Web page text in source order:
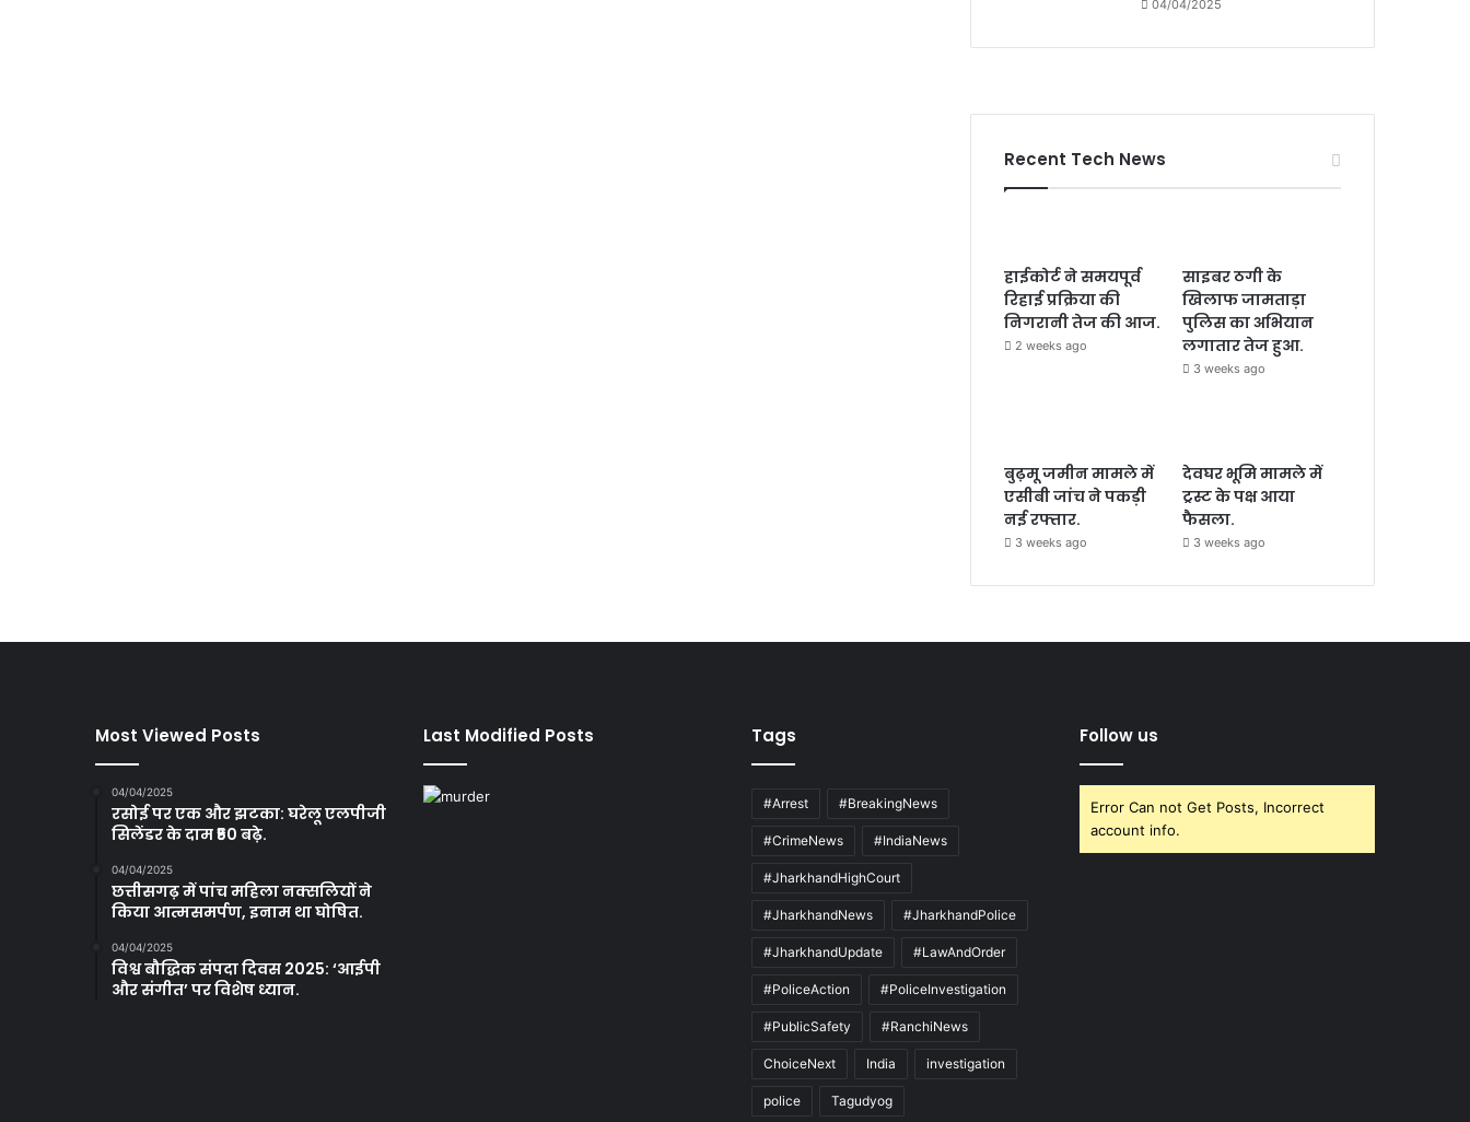
04/04/2025
Recent Tech News
हाईकोर्ट ने समयपूर्व
रिहाई प्रक्रिया की
निगरानी तेज की आज.
2 weeks ago
साइबर ठगी के
खिलाफ जामताड़ा
पुलिस का अभियान
लगातार तेज हुआ.
3 weeks ago
बुढ़मू जमीन मामले में
एसीबी जांच ने पकड़ी
नई रफ्तार.
3 weeks ago
देवघर भूमि मामले में
ट्रस्ट के पक्ष आया
फैसला.
3 weeks ago
Most Viewed Posts
04/04/2025
रसोई पर एक और झटका: घरेलू एलपीजी
सिलेंडर के दाम ₹50 बढ़े.
04/04/2025
छत्तीसगढ़ में पांच महिला नक्सलियों ने
किया आत्मसमर्पण, इनाम था घोषित.
04/04/2025
विश्व बौद्धिक संपदा दिवस 2025: ‘आईपी
और संगीत’ पर विशेष ध्यान.
Last Modified Posts Tags
#Arrest #BreakingNews
#CrimeNews #IndiaNews
#JharkhandHighCourt
#JharkhandNews #JharkhandPolice
#JharkhandUpdate #LawAndOrder
#PoliceAction #PoliceInvestigation
#PublicSafety #RanchiNews
ChoiceNext India investigation
police Tagudyog
Follow us
Error Can not Get Posts, Incorrect
account info.